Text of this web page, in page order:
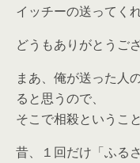
イッチーの送ってく
どうもありがとうご
まあ、俺が送った人
ると思うので、
そこで相殺というこ
昔、１回だけ「ふる